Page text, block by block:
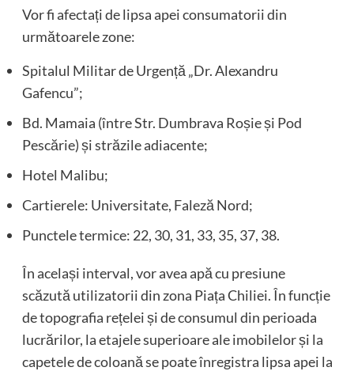
Vor fi afectați de lipsa apei consumatorii din
următoarele zone:
Spitalul Militar de Urgență „Dr. Alexandru
Gafencu”;
Bd. Mamaia (între Str. Dumbrava Roșie și Pod
Pescărie) și străzile adiacente;
Hotel Malibu;
Cartierele: Universitate, Faleză Nord;
Punctele termice: 22, 30, 31, 33, 35, 37, 38.
În același interval, vor avea apă cu presiune
scăzută utilizatorii din zona Piața Chiliei. În funcție
de topografia rețelei și de consumul din perioada
lucrărilor, la etajele superioare ale imobilelor și la
capetele de coloană se poate înregistra lipsa apei la